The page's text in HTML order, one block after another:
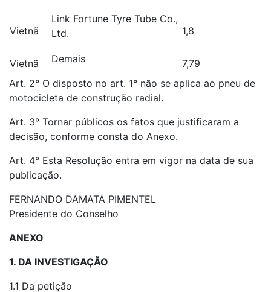
Vietnã
Link Fortune Tyre Tube Co.,
Ltd.
1,8
Vietnã Demais
7,79
Art. 2° O disposto no art. 1° não se aplica ao pneu de
motocicleta de construção radial.
Art. 3° Tornar públicos os fatos que justificaram a
decisão, conforme consta do Anexo.
Art. 4° Esta Resolução entra em vigor na data de sua
publicação.
FERNANDO DAMATA PIMENTEL
Presidente do Conselho
ANEXO
1. DA INVESTIGAÇÃO
1.1 Da petição